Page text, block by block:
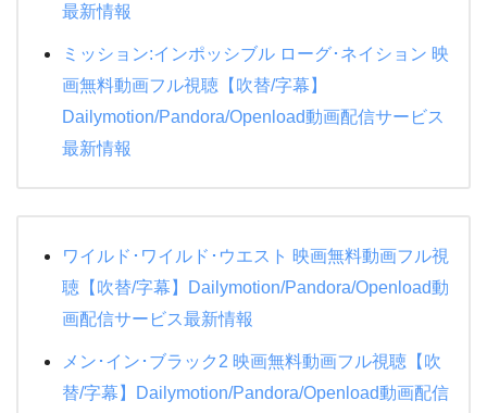
最新情報
ミッション:インポッシブル ローグ･ネイション 映
画無料動画フル視聴【吹替/字幕】
Dailymotion/Pandora/Openload動画配信サービス
最新情報
ワイルド･ワイルド･ウエスト 映画無料動画フル視
聴【吹替/字幕】Dailymotion/Pandora/Openload動
画配信サービス最新情報
メン･イン･ブラック2 映画無料動画フル視聴【吹
替/字幕】Dailymotion/Pandora/Openload動画配信